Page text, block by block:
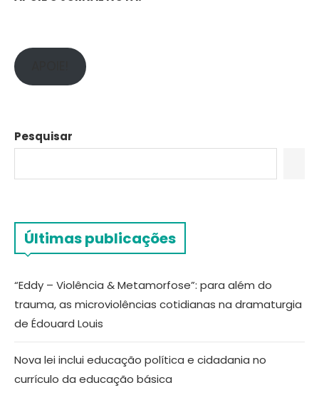
Pesquisar
Últimas publicações
“Eddy – Violência & Metamorfose”: para além do
trauma, as microviolências cotidianas na dramaturgia
de Édouard Louis
Nova lei inclui educação política e cidadania no
currículo da educação básica